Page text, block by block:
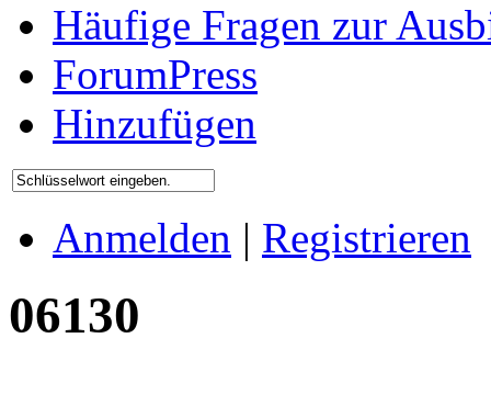
Häufige Fragen zur
ForumPress
Hinzufügen
Anmelden | Registrieren
06130